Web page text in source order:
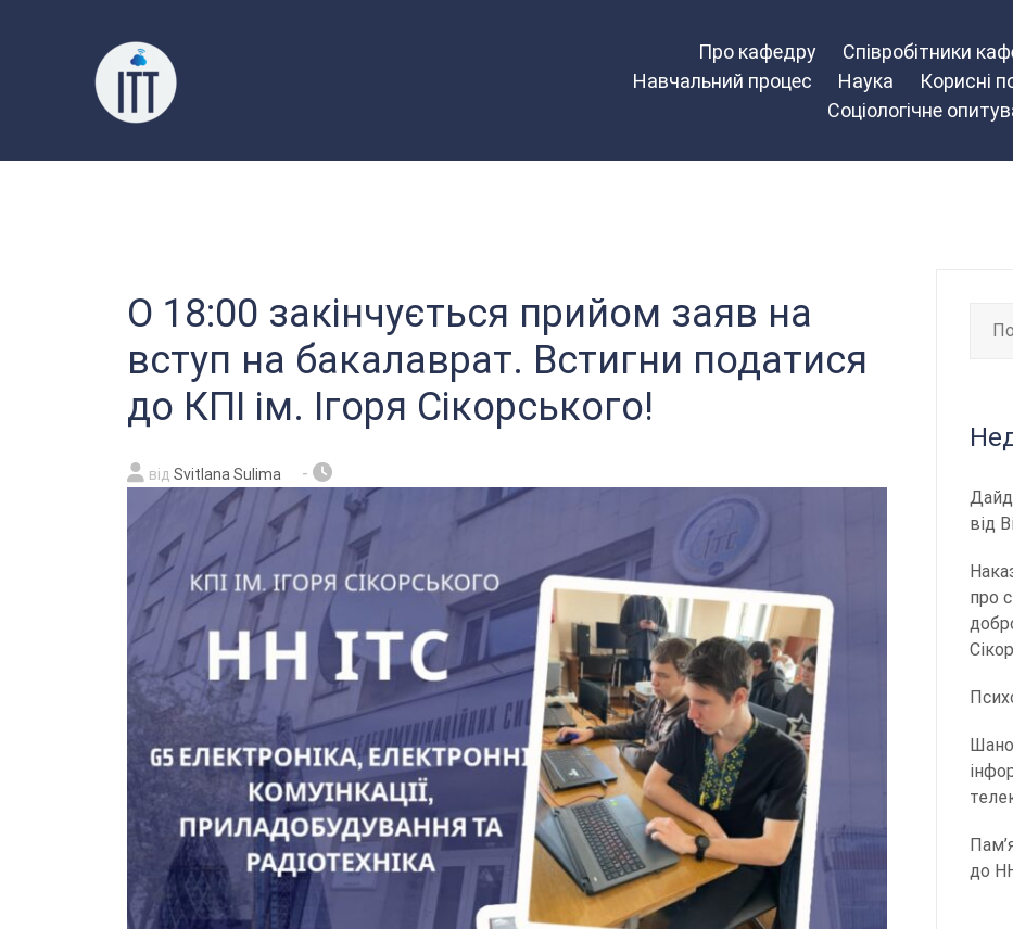
Про кафедру Співробітники
Навчальний процес
Наука Корисні
Соціологічне
О 18:00 закінчується прийом заяв на
вступ на бакалаврат. Встигни податися
до КПІ ім. Ігоря Сікорського!
від Svitlana Sulima -
від
про
до